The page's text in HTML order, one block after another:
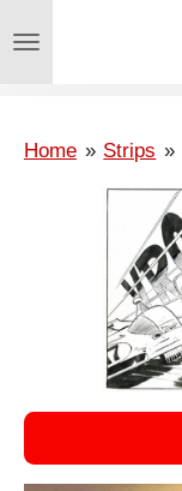
direct
hoofdinhoud
Home » Strips »